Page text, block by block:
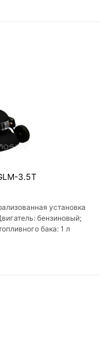
3.5T
установка
бензиновый;
бака: 1 л